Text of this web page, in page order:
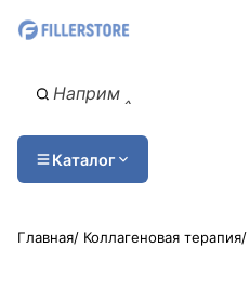
Каталог
Главная/ Коллагеновая терапия/